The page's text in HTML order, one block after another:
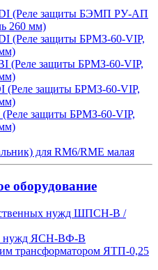
(Реле защиты БЭМП РУ-АП
260 мм)
(Реле защиты БРМЗ-60-VIP,
(Реле защиты БРМЗ-60-VIP,
(Реле защиты БРМЗ-60-VIP,
защиты БРМЗ-60-VIP,
для RM6/RME малая
оборудование
нужд ШПСН-В /
нужд ЯСН-ВФ-В
трансформатором ЯТП-0,25